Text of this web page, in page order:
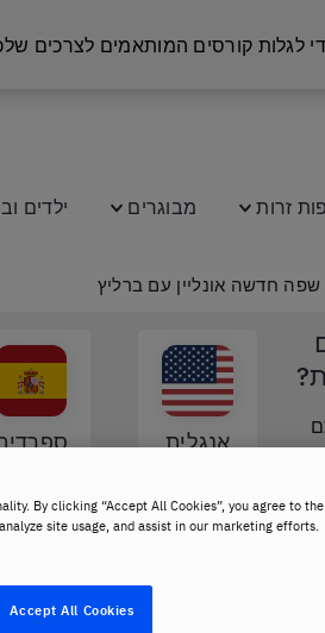
לגלות קורסים המותאמים לצרכים
זרות מבוגרים ילדים
אנגלית
By clicking “Accept All Cookies”, you agree to the
site usage, and assist in our marketing efforts.
Accept All Cookies